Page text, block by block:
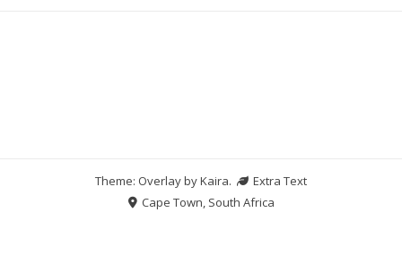
Theme: Overlay byKaira.
Extra Text
Cape Town, South Africa